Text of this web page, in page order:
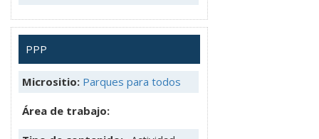
PPP
Micrositio: Parques para todos
Área de trabajo: